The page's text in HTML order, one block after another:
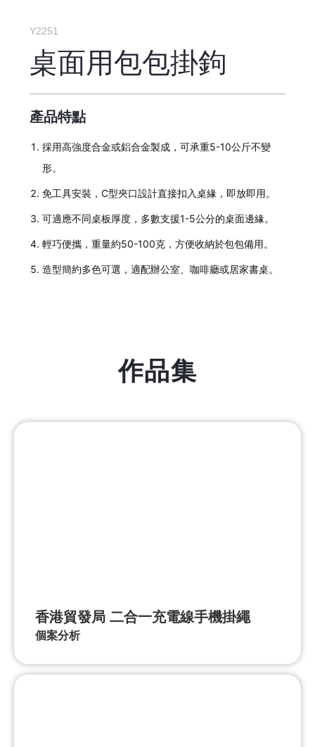
Y2251
桌面用包包掛鉤
產品特點
採用高強度合金或鋁合金製成，可承重5-10公斤不變
形。
免工具安裝，C型夾口設計直接扣入桌緣，即放即用。
可適應不同桌板厚度，多數支援1-5公分的桌面邊緣。
輕巧便攜，重量約50-100克，方便收納於包包備用。
造型簡約多色可選，適配辦公室、咖啡廳或居家書桌。
作品集
香港貿發局 二合一充電線手機掛繩
個案分析